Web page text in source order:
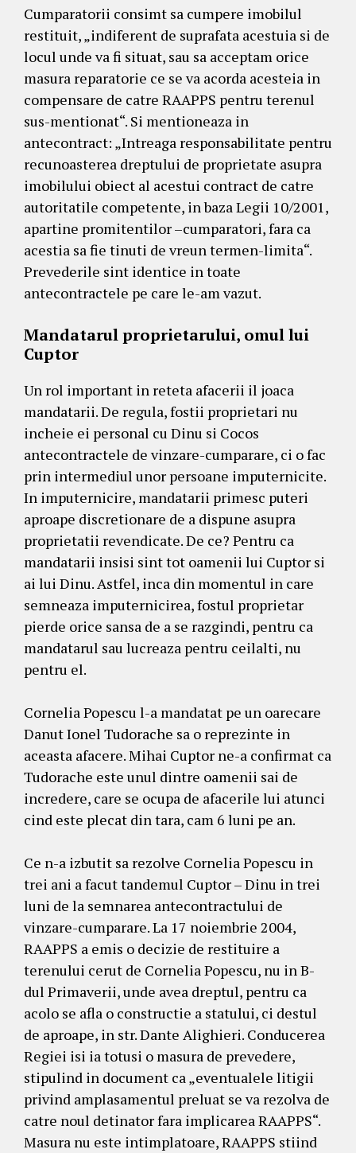
Cumparatorii consimt sa cumpere imobilul
restituit, „indiferent de suprafata acestuia si de
locul unde va fi situat, sau sa acceptam orice
masura reparatorie ce se va acorda acesteia in
compensare de catre RAAPPS pentru terenul
sus-mentionat“. Si mentioneaza in
antecontract: „Intreaga responsabilitate pentru
recunoasterea dreptului de proprietate asupra
imobilului obiect al acestui contract de catre
autoritatile competente, in baza Legii 10/2001,
apartine promitentilor –cumparatori, fara ca
acestia sa fie tinuti de vreun termen-limita“.
Prevederile sint identice in toate
antecontractele pe care le-am vazut.
Mandatarul proprietarului, omul lui
Cuptor
Un rol important in reteta afacerii il joaca
mandatarii. De regula, fostii proprietari nu
incheie ei personal cu Dinu si Cocos
antecontractele de vinzare-cumparare, ci o fac
prin intermediul unor persoane imputernicite.
In imputernicire, mandatarii primesc puteri
aproape discretionare de a dispune asupra
proprietatii revendicate. De ce? Pentru ca
mandatarii insisi sint tot oamenii lui Cuptor si
ai lui Dinu. Astfel, inca din momentul in care
semneaza imputernicirea, fostul proprietar
pierde orice sansa de a se razgindi, pentru ca
mandatarul sau lucreaza pentru ceilalti, nu
pentru el.
Cornelia Popescu l-a mandatat pe un oarecare
Danut Ionel Tudorache sa o reprezinte in
aceasta afacere. Mihai Cuptor ne-a confirmat ca
Tudorache este unul dintre oamenii sai de
incredere, care se ocupa de afacerile lui atunci
cind este plecat din tara, cam 6 luni pe an.
Ce n-a izbutit sa rezolve Cornelia Popescu in
trei ani a facut tandemul Cuptor – Dinu in trei
luni de la semnarea antecontractului de
vinzare-cumparare. La 17 noiembrie 2004,
RAAPPS a emis o decizie de restituire a
terenului cerut de Cornelia Popescu, nu in B-
dul Primaverii, unde avea dreptul, pentru ca
acolo se afla o constructie a statului, ci destul
de aproape, in str. Dante Alighieri. Conducerea
Regiei isi ia totusi o masura de prevedere,
stipulind in document ca „eventualele litigii
privind amplasamentul preluat se va rezolva de
catre noul detinator fara implicarea RAAPPS“.
Masura nu este intimplatoare, RAAPPS stiind